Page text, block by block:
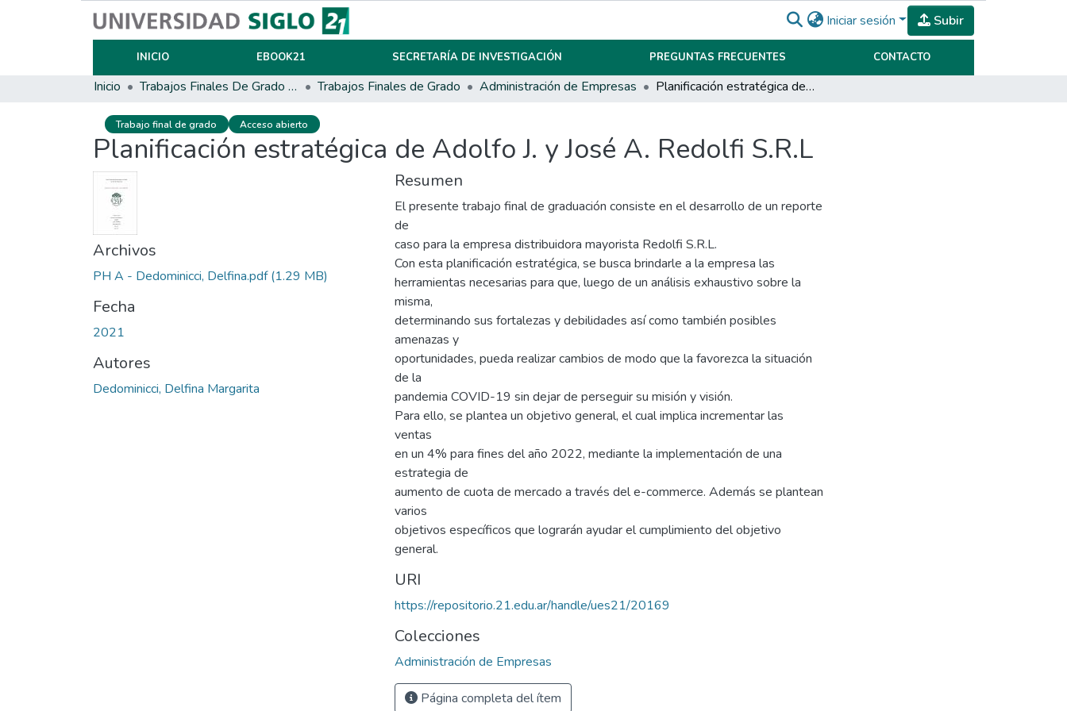
Iniciar sesión Subir
INICIO EBOOK21 SECRETARÍA DE INVESTIGACIÓN PREGUNTAS FRECUENTES CONTACTO
Inicio Trabajos Finales De Grado Y Posgrado Trabajos Finales de Grado Administración de Empresas Planificación estratégica de Adolfo J. y José A. Redolfi S.R.L
Trabajo final de grado Acceso abierto
Planificación estratégica de Adolfo J. y José A. Redolfi S.R.L
Archivos
PH A - Dedominicci, Delfina.pdf(1.29 MB)
Fecha
2021
Autores
Dedominicci, Delfina Margarita
Resumen
El presente trabajo final de graduación consiste en el desarrollo de un reporte
de
caso para la empresa distribuidora mayorista Redolfi S.R.L.
Con esta planificación estratégica, se busca brindarle a la empresa las
herramientas necesarias para que, luego de un análisis exhaustivo sobre la
misma,
determinando sus fortalezas y debilidades así como también posibles
amenazas y
oportunidades, pueda realizar cambios de modo que la favorezca la situación
de la
pandemia COVID-19 sin dejar de perseguir su misión y visión.
Para ello, se plantea un objetivo general, el cual implica incrementar las
ventas
en un 4% para fines del año 2022, mediante la implementación de una
estrategia de
aumento de cuota de mercado a través del e-commerce. Además se plantean
varios
objetivos específicos que lograrán ayudar el cumplimiento del objetivo
general.
URI
https://repositorio.21.edu.ar/handle/ues21/20169
Colecciones
Administración de Empresas
Página completa del ítem